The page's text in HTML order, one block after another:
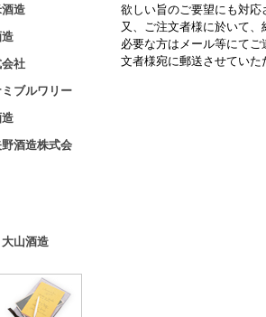
酒造
造
会社
ミブルワリー
造
野酒造株式会
大山酒造
欲しい旨のご要望にも対応
又、ご注文者様に於いて
必要な方はメール等にて
文者様宛に郵送させていた